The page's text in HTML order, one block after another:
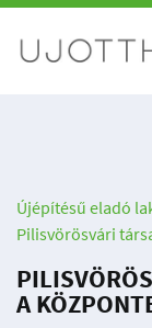
Újépítésű eladó
Pilisvörösvári
A